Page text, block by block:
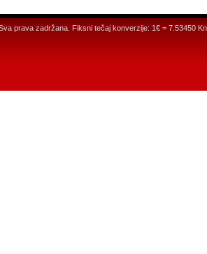
prava zadržana. Fiksni tečaj konverzije: 1€ = 7.53450 Kn